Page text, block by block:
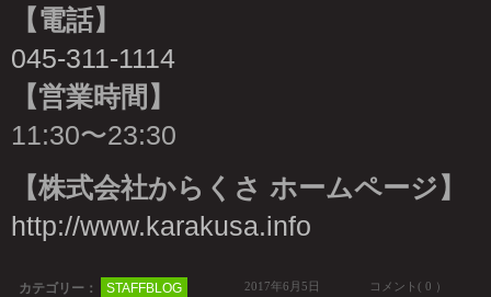
【電話】
045-311-1114
【営業時間】
11:30〜23:30
【株式会社からくさ ホームページ】
http://www.karakusa.info
カテゴリー： STAFFBLOG 2017年6月5日 コメント( 0 ）